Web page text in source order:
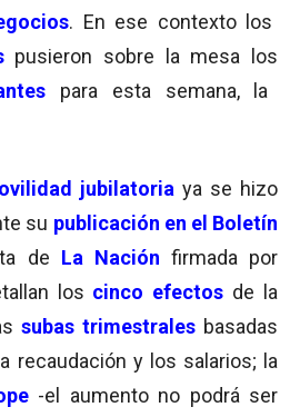
. En ese contexto los
pusieron sobre la mesa los
para esta semana, la
jubilatoria ya se hizo
su publicación en el Boletín
de La Nación firmada por
los cinco efectos de la
subas trimestrales basadas
recaudación y los salarios; la
-el aumento no podrá ser